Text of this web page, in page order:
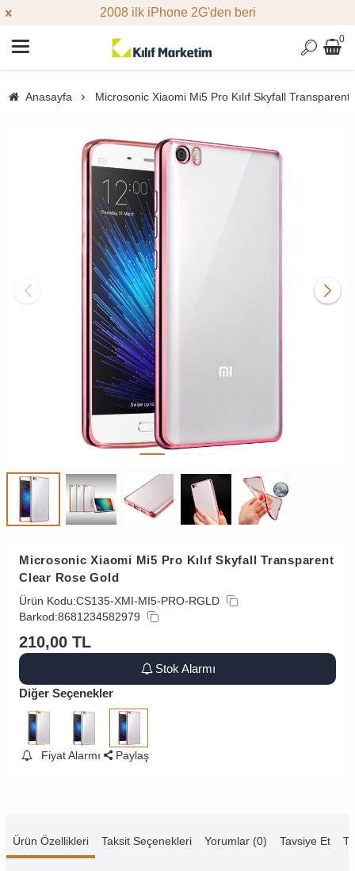
2008 ilk iPhone 2G'den beri
0
Anasayfa Microsonic Xiaomi Mi5 Pro Kılıf Skyfall
Microsonic Xiaomi Mi5 Pro Kılıf Skyfall Transparent
Clear Rose Gold
Ürün Kodu:CS135-XMI-MI5-PRO-RGLD
Barkod:8681234582979
210,00 TL
Stok Alarmı
Diğer Seçenekler
Fiyat Alarmı Paylaş
Ürün Özellikleri Taksit Seçenekleri Yorumlar (0) Tavsiye Et